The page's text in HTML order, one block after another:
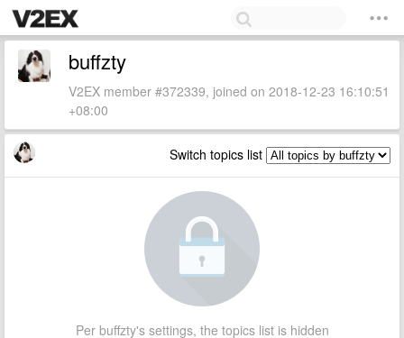
buffzty
V2EX member #372339, joined on 2018-12-23 16:10:51
+08:00
Switch topics list
Per buffzty's settings, the topics list is hidden